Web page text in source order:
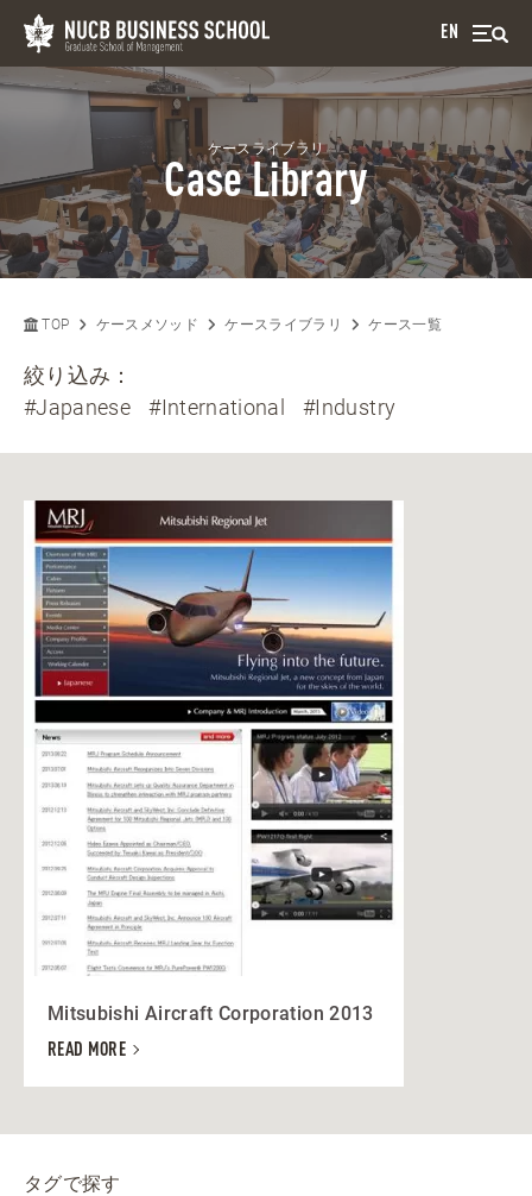
EN
ケースライブラリ
Case Library
TOP ケースメソッド ケースライブラリ ケース一覧
絞り込み：
#Japanese
#International #Industry
Mitsubishi Aircraft Corporation 2013
READ MORE
タグで探す